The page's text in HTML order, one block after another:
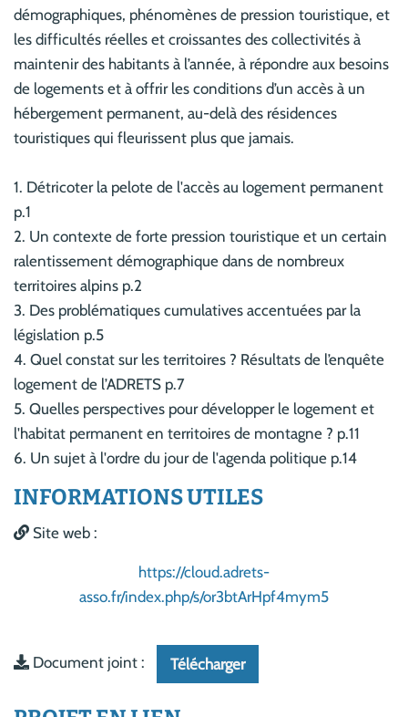
démographiques, phénomènes de pression touristique, et
les difficultés réelles et croissantes des collectivités à
maintenir des habitants à l’année, à répondre aux besoins
de logements et à offrir les conditions d’un accès à un
hébergement permanent, au-delà des résidences
touristiques qui fleurissent plus que jamais.
1. Détricoter la pelote de l'accès au logement permanent
p.1
2. Un contexte de forte pression touristique et un certain
ralentissement démographique dans de nombreux
territoires alpins p.2
3. Des problématiques cumulatives accentuées par la
législation p.5
4. Quel constat sur les territoires ? Résultats de l’enquête
logement de l’ADRETS p.7
5. Quelles perspectives pour développer le logement et
l'habitat permanent en territoires de montagne ? p.11
6. Un sujet à l'ordre du jour de l'agenda politique p.14
INFORMATIONS UTILES
Site web :
https://cloud.adrets-
asso.fr/index.php/s/or3btArHpf4mym5
Document joint : Télécharger